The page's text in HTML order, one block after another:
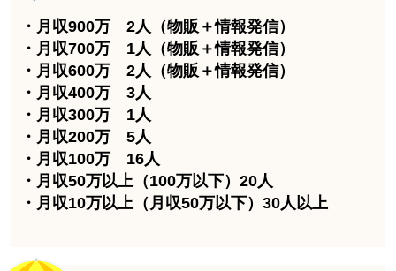
・月収900万 2人（物販＋情報発信）
・月収700万 1人（物販＋情報発信）
・月収600万 2人（物販＋情報発信）
・月収400万 3人
・月収300万 1人
・月収200万 5人
・月収100万 16人
・月収50万以上（100万以下）20人
・月収10万以上（月収50万以下）30人以上